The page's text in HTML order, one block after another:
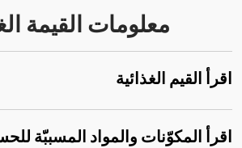
معلومات القيمة
اقرأ القيم الغذائية
اقرأ المكوّنات والمواد المسببّة